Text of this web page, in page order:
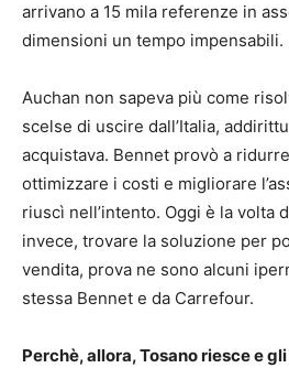
arrivano a 15 mila referenze in
dimensioni un tempo impensabili.
Auchan non sapeva più come
scelse di uscire dall’Italia,
acquistava. Bennet provò a
ottimizzare i costi e migliorare
riuscì nell’intento. Oggi è la volta
invece, trovare la soluzione per
vendita, prova ne sono alcuni
stessa Bennet e da Carrefour.
Perchè, allora, Tosano riesce e